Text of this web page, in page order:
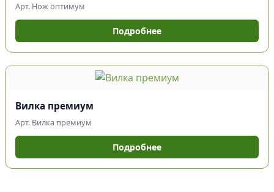
Арт. Нож оптимум
Подробнее
Вилка премиум
Арт. Вилка премиум
Подробнее